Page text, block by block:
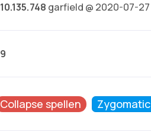
10.135.748 garfield @ 2020-07-27
9
Collapse spellen Zygomatic